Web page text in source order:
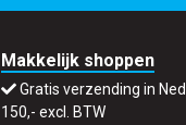
Makkelijk shoppen
Gratis verzending in
150,- excl. BTW